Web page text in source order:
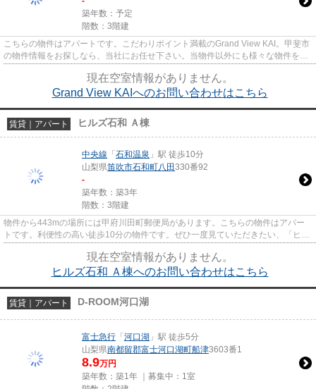
築年数：予定
階数：3階建
こちらの物件はアパートです。こだわりポイント満載のGrand View KAI。甲斐市
の物件情報をお探しなら、当社にお任せ下さい。当物件以外にも様々な物件をご
現在空室情報がありません。
Grand View KAIへのお問い合わせはこちら
賃貸｜アパート ヒルズ石和 Ａ棟
中央線 「 石和温泉 」駅 徒歩10分
山梨県笛吹市石和町八田330番92
-
築年数：築3年
階数：3階建
物件から443mの場所には甲府川田町郵便局があります。こちらの物件はアパー
トです。利便性の高い徒歩10分の物件です。ぜひ一度見ていただきたい、「ヒル
現在空室情報がありません。
ヒルズ石和 Ａ棟へのお問い合わせはこちら
賃貸｜アパート D-ROOM河口湖
富士急行 「 河口湖 」駅 徒歩5分
山梨県南都留郡富士河口湖町船津3603番1
8.9万円
築年数：築1年 ｜募集中： 1室